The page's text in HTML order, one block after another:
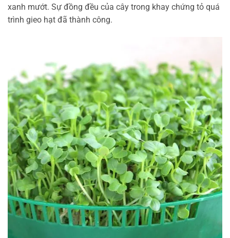
xanh mướt. Sự đồng đều của cây trong khay chứng tỏ quá
trình gieo hạt đã thành công.